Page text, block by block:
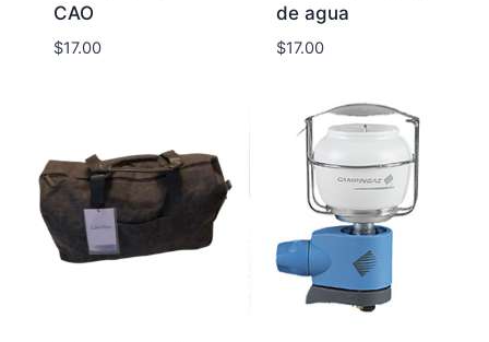
CAO
$17.00
de agua
$17.00